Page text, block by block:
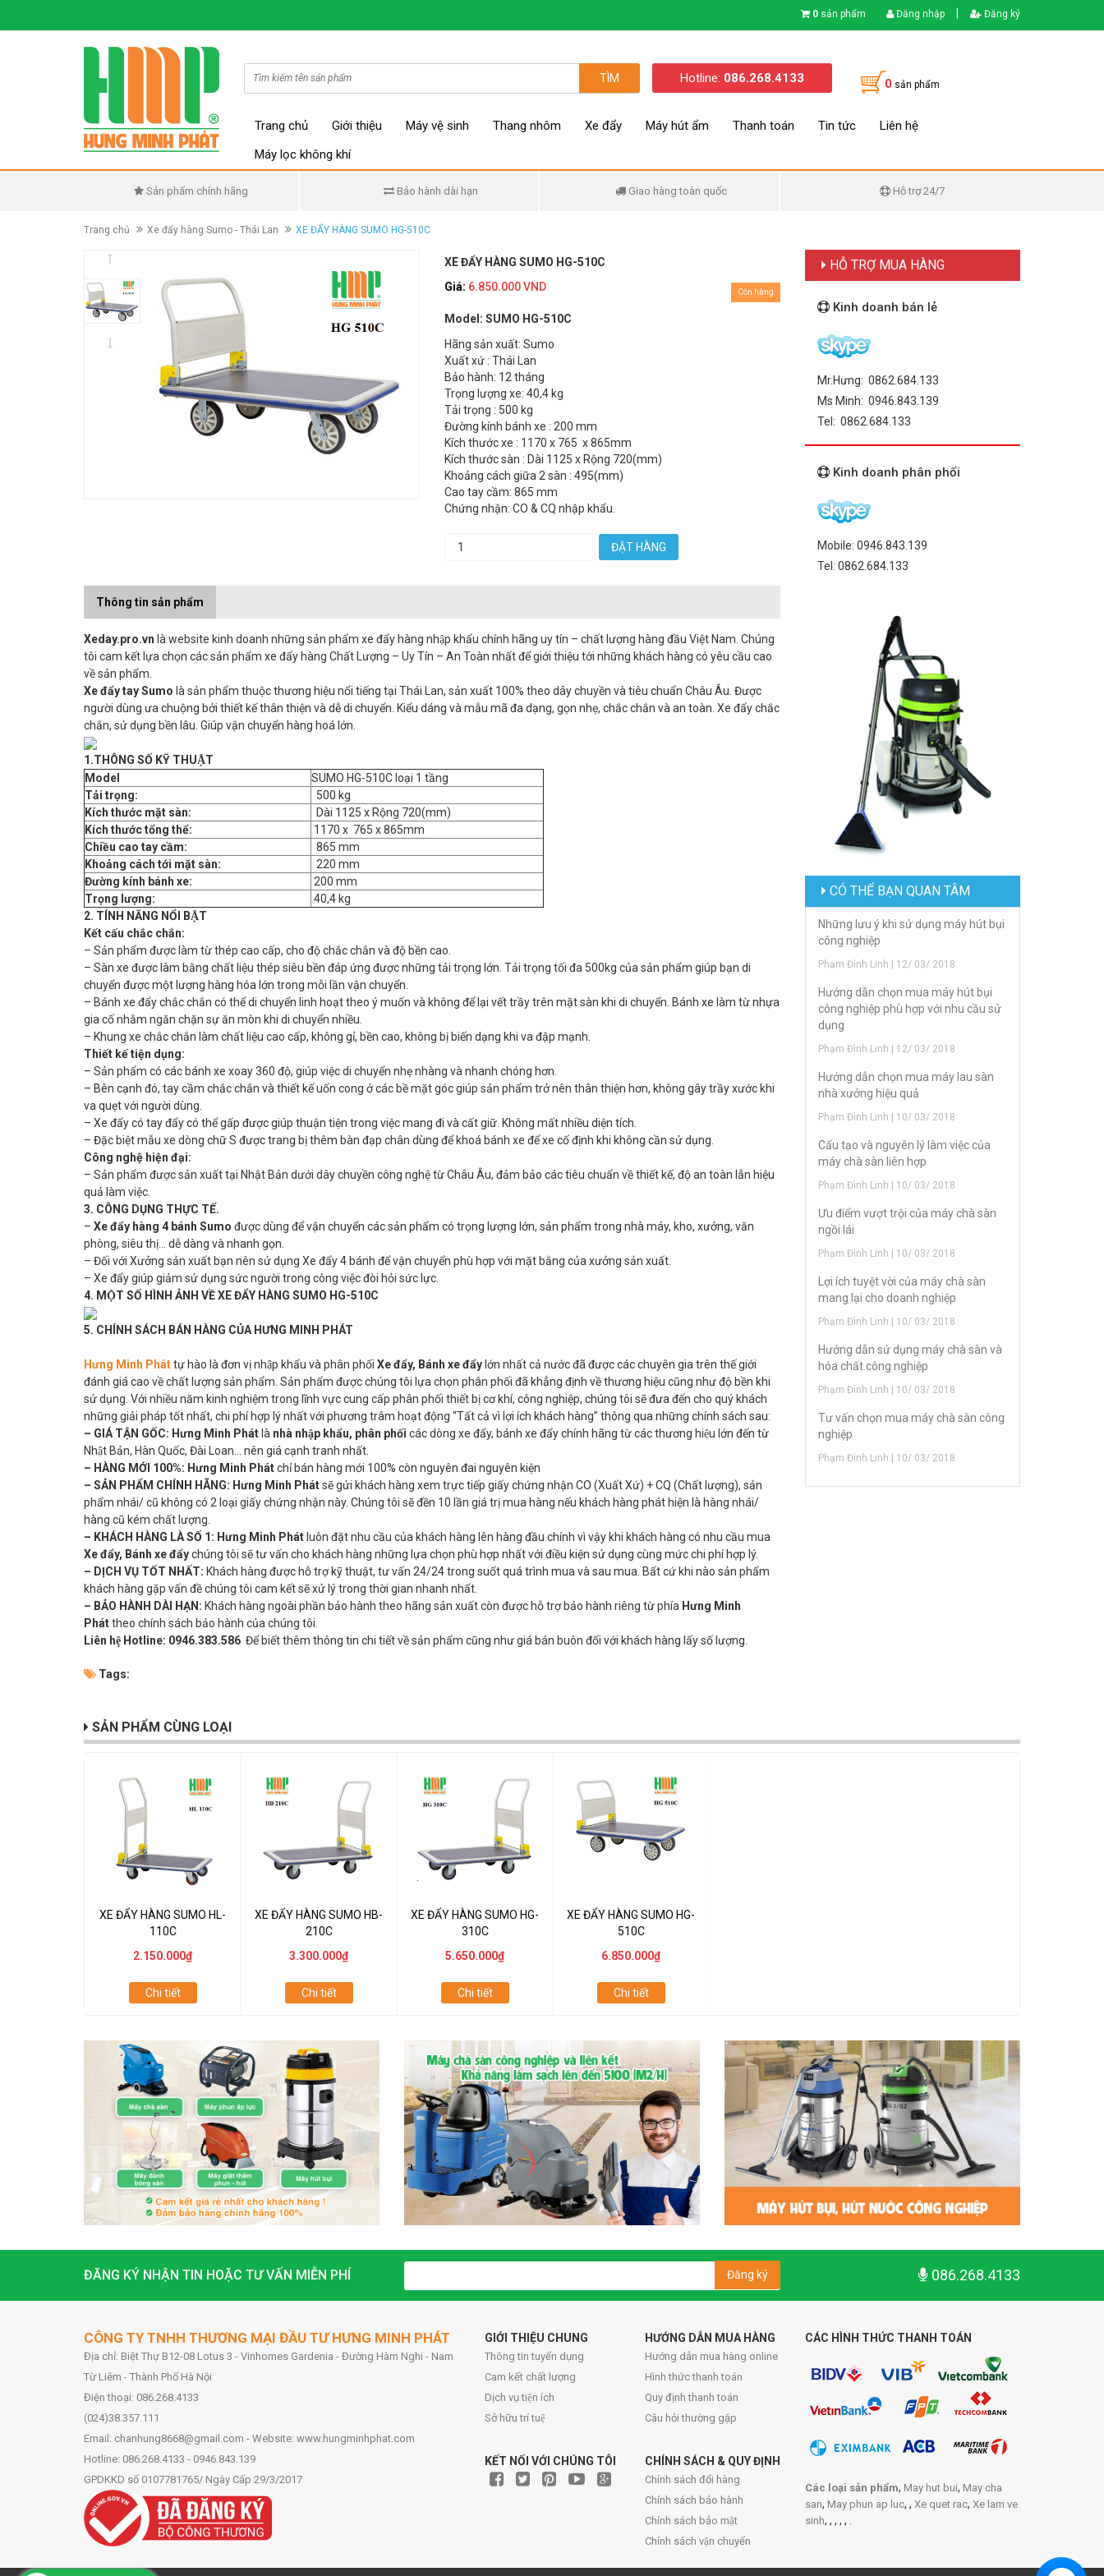
0 sản phẩm Đăng nhập Đăng ký
TÌM Hotline: 086.268.4133 0 sản phẩm
Trang chủ Giới thiệu Máy vệ sinh Thang nhôm Xe đẩy Máy hút ẩm Thanh toán Tin tức
Liên hệ
Máy lọc không khí
Sản phẩm chính hãng Bảo hành dài hạn Giao hàng toàn quốc Hỗ trợ 24/7
Trang chủ Xe đẩy hàng Sumo - Thái Lan XE ĐẨY HÀNG SUMO HG-510C
XE ĐẨY HÀNG SUMO HG-510C
Giá: 6.850.000 VND Còn hàng
Model: SUMO HG-510C
Hãng sản xuất: Sumo
Xuất xứ : Thái Lan
Bảo hành: 12 tháng
Trọng lượng xe: 40,4 kg
Tải trọng : 500 kg
Đường kính bánh xe : 200 mm
Kích thước xe : 1170 x 765 x 865mm
Kích thước sàn : Dài 1125 x Rộng 720(mm)
Khoảng cách giữa 2 sàn : 495(mm)
Cao tay cầm: 865 mm
Chứng nhận: CO & CQ nhập khẩu.
ĐẶT HÀNG
Thông tin sản phẩm
Xeday.pro.vn là website kinh doanh những sản phẩm xe đẩy hàng nhập khẩu chính hãng uy tín – chất lượng hàng đầu Việt Nam. Chúng
tôi cam kết lựa chọn các sản phẩm xe đẩy hàng Chất Lượng – Uy Tín – An Toàn nhất để giới thiệu tới những khách hàng có yêu cầu cao
về sản phẩm.
Xe đẩy tay Sumo là sản phẩm thuộc thương hiệu nổi tiếng tại Thái Lan, sản xuất 100% theo dây chuyền và tiêu chuẩn Châu Âu. Được
người dùng ưa chuộng bởi thiết kế thân thiện và dễ di chuyển. Kiểu dáng và mẫu mã đa dạng, gọn nhẹ, chắc chắn và an toàn. Xe đẩy chắc
chắn, sử dụng bền lâu. Giúp vận chuyển hàng hoá lớn.
1.THÔNG SỐ KỸ THUẬT
Model
SUMO HG-510C loại 1 tầng
Tải trọng:
500 kg
Kích thước mặt sàn:
Dài 1125 x Rộng 720(mm)
Kích thước tổng thể:
1170 x 765 x 865mm
Chiều cao tay cầm:
865 mm
Khoảng cách tới mặt sàn:
220 mm
Đường kính bánh xe:
200 mm
Trọng lượng:
40,4 kg
2. TÍNH NĂNG NỔI BẬT
Kết cấu chắc chắn:
– Sản phẩm được làm từ thép cao cấp, cho độ chắc chắn và độ bền cao.
– Sàn xe được làm bằng chất liệu thép siêu bền đáp ứng được những tải trọng lớn. Tải trọng tối đa 500kg của sản phẩm giúp bạn di
chuyển được một lượng hàng hóa lớn trong mỗi lần vận chuyển.
– Bánh xe đẩy chắc chắn có thể di chuyển linh hoạt theo ý muốn và không để lại vết trầy trên mặt sàn khi di chuyển. Bánh xe làm từ nhựa
gia cố nhằm ngăn chặn sự ăn mòn khi di chuyển nhiều.
– Khung xe chắc chắn làm chất liệu cao cấp, không gỉ, bền cao, không bị biến dạng khi va đập mạnh.
Thiết kế tiện dụng:
– Sản phẩm có các bánh xe xoay 360 độ, giúp việc di chuyển nhẹ nhàng và nhanh chóng hơn.
– Bên cạnh đó, tay cầm chắc chắn và thiết kế uốn cong ở các bề mặt góc giúp sản phẩm trở nên thân thiện hơn, không gây trầy xước khi
va quẹt với người dùng.
– Xe đẩy có tay đẩy có thể gấp được giúp thuận tiện trong việc mang đi và cất giữ. Không mất nhiều diện tích.
– Đặc biệt mẫu xe dòng chữ S được trang bị thêm bàn đạp chân dùng để khoá bánh xe để xe cố định khi không cần sử dụng.
Công nghệ hiện đại:
– Sản phẩm được sản xuất tại Nhật Bản dưới dây chuyền công nghệ từ Châu Âu, đảm bảo các tiêu chuẩn về thiết kế, độ an toàn lẫn hiệu
quả làm việc.
3. CÔNG DỤNG THỰC TẾ.
– Xe đẩy hàng 4 bánh Sumo được dùng để vận chuyển các sản phẩm có trọng lượng lớn, sản phẩm trong nhà máy, kho, xưởng, văn
phòng, siêu thị… dễ dàng và nhanh gọn.
– Đối với Xưởng sản xuất bạn nên sử dụng Xe đẩy 4 bánh để vận chuyển phù hợp với mặt bằng của xưởng sản xuất.
– Xe đẩy giúp giảm sử dụng sức người trong công việc đòi hỏi sức lực.
4. MỘT SỐ HÌNH ẢNH VỀ XE ĐẨY HÀNG SUMO HG-510C
5. CHÍNH SÁCH BÁN HÀNG CỦA HƯNG MINH PHÁT
Hưng Minh Pháttự hào là đơn vị nhập khẩu và phân phối Xe đẩy, Bánh xe đẩy lớn nhất cả nước đã được các chuyên gia trên thế giới
đánh giá cao về chất lượng sản phẩm. Sản phẩm được chúng tôi lựa chọn phân phối đã khẳng định về thương hiệu cũng như độ bền khi
sử dụng. Với nhiều năm kinh nghiệm trong lĩnh vực cung cấp phân phối thiết bị cơ khí, công nghiệp, chúng tôi sẽ đưa đến cho quý khách
những giải pháp tốt nhất, chi phí hợp lý nhất với phương trâm hoạt động “Tất cả vì lợi ích khách hàng” thông qua những chính sách sau:
– GIÁ TẬN GỐC: Hưng Minh Phát là nhà nhập khẩu, phân phối các dòng xe đẩy, bánh xe đẩy chính hãng từ các thương hiệu lớn đến từ
Nhật Bản, Hàn Quốc, Đài Loan… nên giá cạnh tranh nhất.
– HÀNG MỚI 100%: Hưng Minh Phátchỉ bán hàng mới 100% còn nguyên đai nguyên kiện
– SẢN PHẨM CHÍNH HÃNG: Hưng Minh Phátsẽ gửi khách hàng xem trực tiếp giấy chứng nhận CO (Xuất Xứ) + CQ (Chất lượng), sản
phẩm nhái/ cũ không có 2 loại giấy chứng nhận này. Chúng tôi sẽ đền 10 lần giá trị mua hàng nếu khách hàng phát hiện là hàng nhái/
hàng cũ kém chất lượng.
– KHÁCH HÀNG LÀ SỐ 1: Hưng Minh Phát luôn đặt nhu cầu của khách hàng lên hàng đầu chính vì vậy khi khách hàng có nhu cầu mua
Xe đẩy, Bánh xe đẩychúng tôi sẽ tư vấn cho khách hàng những lựa chọn phù hợp nhất với điều kiện sử dụng cùng mức chi phí hợp lý.
– DỊCH VỤ TỐT NHẤT: Khách hàng được hỗ trợ kỹ thuật, tư vấn 24/24 trong suốt quá trình mua và sau mua. Bất cứ khi nào sản phẩm
khách hàng gặp vấn đề chúng tôi cam kết sẽ xử lý trong thời gian nhanh nhất.
– BẢO HÀNH DÀI HẠN: Khách hàng ngoài phần bảo hành theo hãng sản xuất còn được hỗ trợ bảo hành riêng từ phía Hưng Minh
Pháttheo chính sách bảo hành của chúng tôi.
Liên hệ Hotline: 0946.383.586 Để biết thêm thông tin chi tiết về sản phẩm cũng như giá bán buôn đối với khách hàng lấy số lượng.
Tags:
HỖ TRỢ MUA HÀNG
Kinh doanh bán lẻ
Mr.Hưng: 0862.684.133
Ms Minh: 0946.843.139
Tel: 0862.684.133
Kinh doanh phân phối
Mobile: 0946.843.139
Tel: 0862.684.133
CÓ THỂ BẠN QUAN TÂM
Những lưu ý khi sử dụng máy hút bụi
công nghiệp
Phạm Đình Linh | 12/ 03/ 2018
Hướng dẫn chọn mua máy hút bụi
công nghiệp phù hợp với nhu cầu sử
dụng
Phạm Đình Linh | 12/ 03/ 2018
Hướng dẫn chọn mua máy lau sàn
nhà xưởng hiệu quả
Phạm Đình Linh | 10/ 03/ 2018
Cấu tạo và nguyên lý làm việc của
máy chà sàn liên hợp
Phạm Đình Linh | 10/ 03/ 2018
Ưu điểm vượt trội của máy chà sàn
ngồi lái
Phạm Đình Linh | 10/ 03/ 2018
Lợi ích tuyệt vời của máy chà sàn
mang lại cho doanh nghiệp
Phạm Đình Linh | 10/ 03/ 2018
Hướng dẫn sử dụng máy chà sàn và
hóa chất công nghiệp
Phạm Đình Linh | 10/ 03/ 2018
Tư vấn chọn mua máy chà sàn công
nghiệp
Phạm Đình Linh | 10/ 03/ 2018
SẢN PHẨM CÙNG LOẠI
XE ĐẨY HÀNG SUMO HL-
110C
2.150.000₫
Chi tiết
XE ĐẨY HÀNG SUMO HB-
210C
3.300.000₫
Chi tiết
XE ĐẨY HÀNG SUMO HG-
310C
5.650.000₫
Chi tiết
XE ĐẨY HÀNG SUMO HG-
510C
6.850.000₫
Chi tiết
ĐĂNG KÝ NHẬN TIN HOẶC TƯ VẤN MIỄN PHÍ Đăng ký 086.268.4133
CÔNG TY TNHH THƯƠNG MẠI ĐẦU TƯ HƯNG MINH PHÁT
Địa chỉ: Biệt Thự B12-08 Lotus 3 - Vinhomes Gardenia - Đường Hàm Nghi - Nam
Từ Liêm - Thành Phố Hà Nội
Điện thoại: 086.268.4133
(024)38.357.111
Email: chanhung8668@gmail.com - Website: www.hungminhphat.com
Hotline: 086.268.4133 - 0946.843.139
GPDKKD số 0107781765/ Ngày Cấp 29/3/2017
GIỚI THIỆU CHUNG
Thông tin tuyển dụng
Cam kết chất lượng
Dịch vụ tiện ích
Sở hữu trí tuệ
KẾT NỐI VỚI CHÚNG TÔI
HƯỚNG DẪN MUA HÀNG
Hướng dẫn mua hàng online
Hình thức thanh toán
Quy định thanh toán
Câu hỏi thường gặp
CHÍNH SÁCH & QUY ĐỊNH
Chính sách đổi hàng
Chính sách bảo hành
Chính sách bảo mật
Chính sách vận chuyển
CÁC HÌNH THỨC THANH TOÁN
Các loại sản phẩm, May hut bui, May cha
san, May phun ap luc, , Xe quet rac, Xe lam ve
sinh, , , , ,